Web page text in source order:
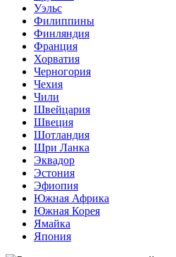
Уэльс
Филиппины
Финляндия
Франция
Хорватия
Черногория
Чехия
Чили
Швейцария
Швеция
Шотландия
Шри Ланка
Эквадор
Эстония
Эфиопия
Южная Африка
Южная Корея
Ямайка
Япония